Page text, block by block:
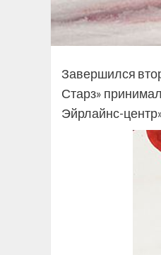
Завершился
Старз»
Эйрлайнс-